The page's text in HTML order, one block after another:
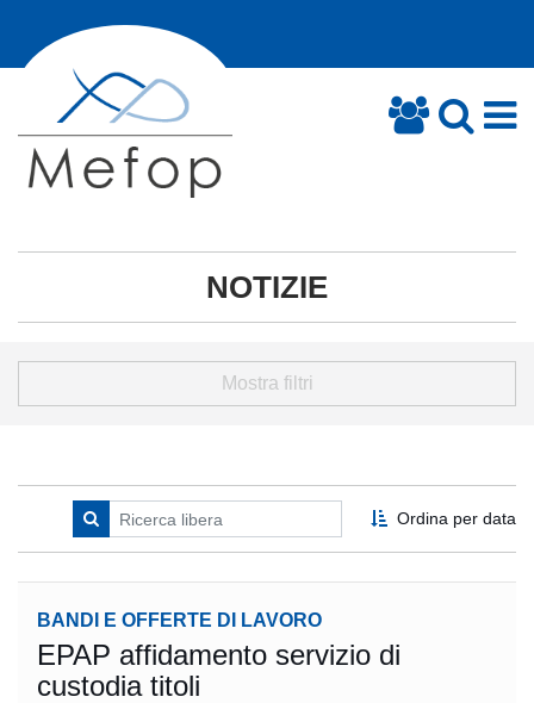
NOTIZIE
Mostra filtri
Ordina per data
BANDI E OFFERTE DI LAVORO
EPAP affidamento servizio di
custodia titoli